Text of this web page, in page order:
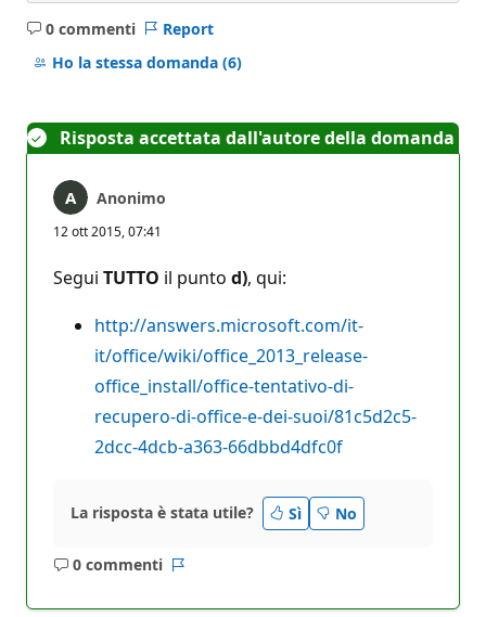
0 commenti
Nessun
commento
Report
Ho la stessa domanda (6)
Risposta accettata dall'autore della domanda
Anonimo
12 ott 2015, 07:41
Segui TUTTO il punto d), qui:
http://answers.microsoft.com/it-
it/office/wiki/office_2013_release-
office_install/office-tentativo-di-
recupero-di-office-e-dei-suoi/81c5d2c5-
2dcc-4dcb-a363-66dbbd4dfc0f
La risposta è stata utile? Sì No
0 commenti
Nessun